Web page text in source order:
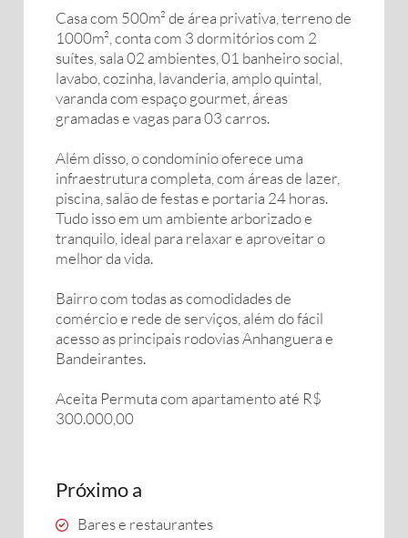
Casa com 500m² de área privativa, terreno de
1000m², conta com 3 dormitórios com 2
suítes, sala 02 ambientes, 01 banheiro social,
lavabo, cozinha, lavanderia, amplo quintal,
varanda com espaço gourmet, áreas
gramadas e vagas para 03 carros.
Além disso, o condomínio oferece uma
infraestrutura completa, com áreas de lazer,
piscina, salão de festas e portaria 24 horas.
Tudo isso em um ambiente arborizado e
tranquilo, ideal para relaxar e aproveitar o
melhor da vida.
Bairro com todas as comodidades de
comércio e rede de serviços, além do fácil
acesso as principais rodovias Anhanguera e
Bandeirantes.
Aceita Permuta com apartamento até R$
300.000,00
Próximo a
Bares e restaurantes